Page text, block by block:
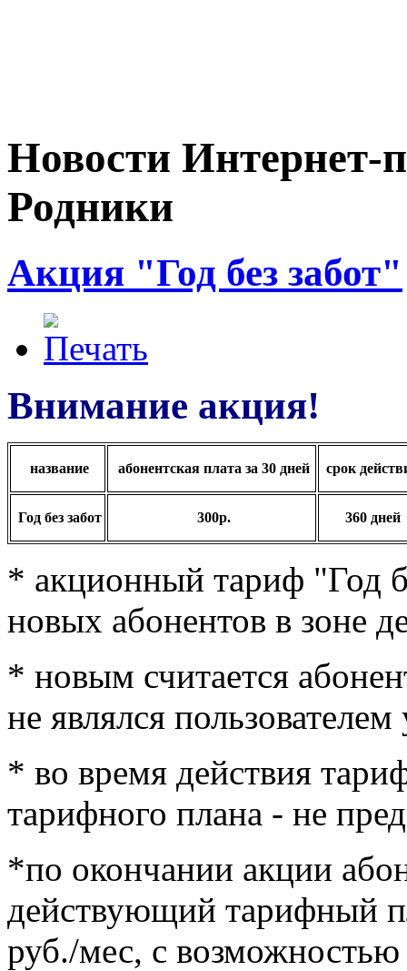
Новости
Родники
Акция "Год без забот"
Внимание акция!
название абонентская плата за 30 дней срок
Год без забот 300р. 360 дней
* акционный тариф "Год
новых абонентов в зоне
* новым считается
не являлся
* во время действия
тарифного плана - не
*по окончании акции
действующий тарифный
руб./мес, с